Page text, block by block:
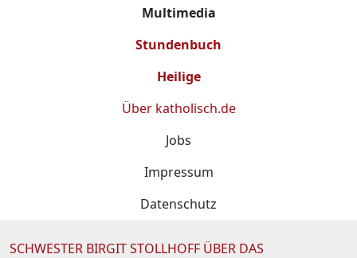
Multimedia
Stundenbuch
Heilige
Über katholisch.de
Jobs
Impressum
Datenschutz
SCHWESTER BIRGIT STOLLHOFF ÜBER DAS